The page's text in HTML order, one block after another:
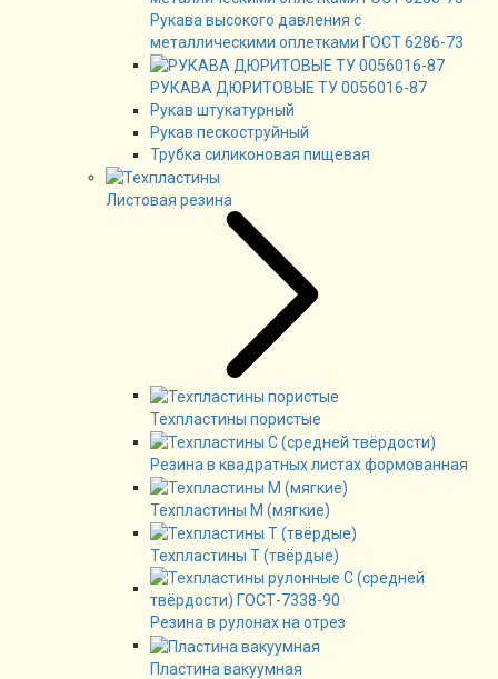
Рукава высокого давления с
металлическими оплетками ГОСТ 6286-73
РУКАВА ДЮРИТОВЫЕ ТУ 0056016-87
Рукав штукатурный
Рукав пескоструйный
Трубка силиконовая пищевая
Листовая резина
Техпластины пористые
Резина в квадратных листах формованная
Техпластины М (мягкие)
Техпластины Т (твёрдые)
Резина в рулонах на отрез
Пластина вакуумная